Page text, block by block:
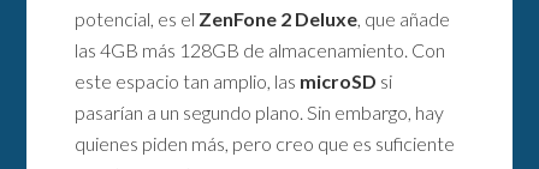
potencial, es el ZenFone 2 Deluxe, que añade
las 4GB más 128GB de almacenamiento. Con
este espacio tan amplio, las microSD si
pasarían a un segundo plano. Sin embargo, hay
quienes piden más, pero creo que es suficiente